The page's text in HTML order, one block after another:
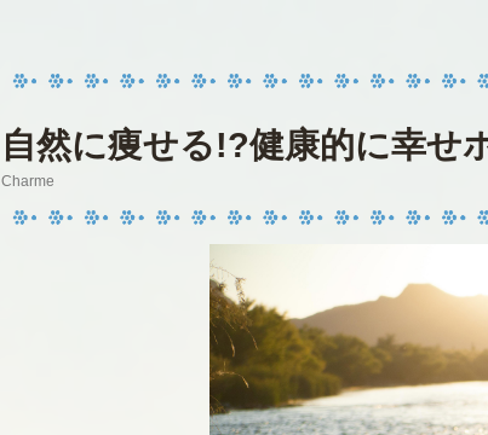
自然に痩せる!?健康的に幸せ
Charme